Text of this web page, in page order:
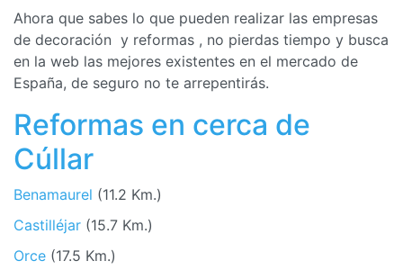
Ahora que sabes lo que pueden realizar las empresas
de decoración y reformas , no pierdas tiempo y busca
en la web las mejores existentes en el mercado de
España, de seguro no te arrepentirás.
Reformas en cerca de
Cúllar
Benamaurel (11.2 Km.)
Castilléjar (15.7 Km.)
Orce (17.5 Km.)